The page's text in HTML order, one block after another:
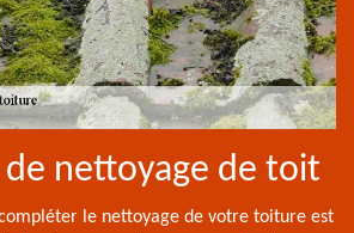
nettoyage de toit
le nettoyage de votre toiture est